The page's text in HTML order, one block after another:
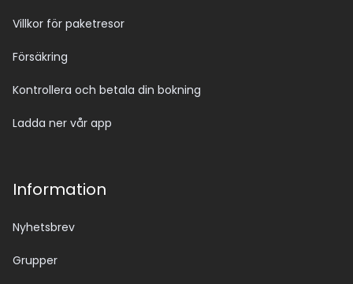
Villkor för paketresor
Försäkring
Kontrollera och betala din bokning
Ladda ner vår app
Information
Nyhetsbrev
Grupper